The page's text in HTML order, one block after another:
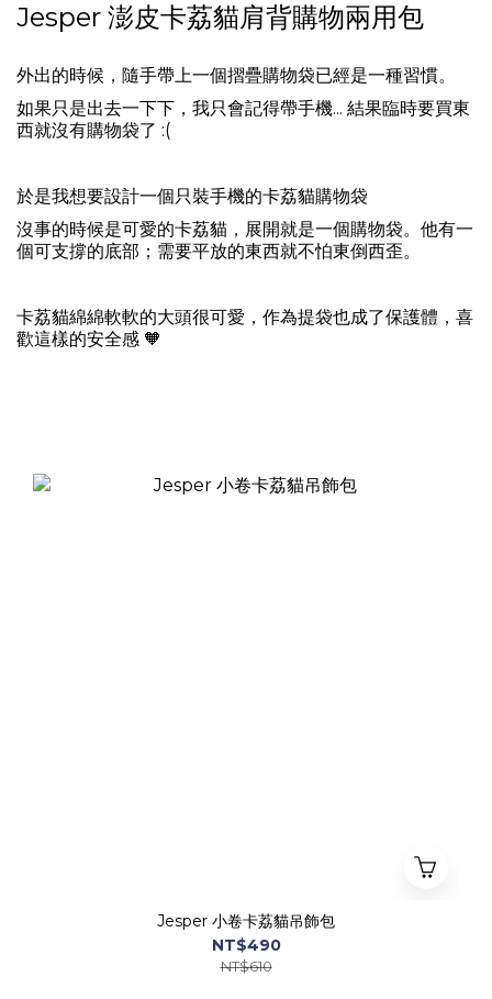
Jesper 澎皮卡荔貓肩背購物兩用包
外出的時候，隨手帶上一個摺疊購物袋已經是一種習慣。
如果只是出去一下下，我只會記得帶手機... 結果臨時要買東
西就沒有購物袋了 :(
於是我想要設計一個只裝手機的卡荔貓購物袋
沒事的時候是可愛的卡荔貓，展開就是一個購物袋。他有一
個可支撐的底部；需要平放的東西就不怕東倒西歪。
卡荔貓綿綿軟軟的大頭很可愛，作為提袋也成了保護體，喜
歡這樣的安全感 🧡
Jesper 小卷卡荔貓吊飾包
NT$490
NT$610